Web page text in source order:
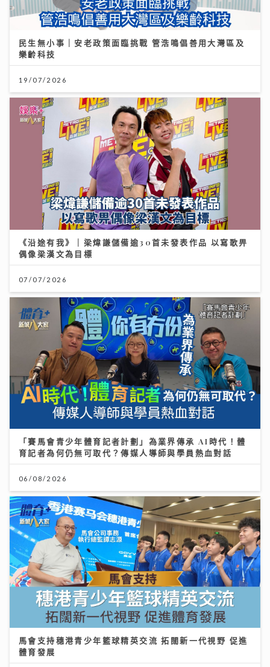
民生無小事｜安老政策面臨挑戰 管浩鳴倡善用大灣區及
樂齡科技
19/07/2026
《沿途有我》｜梁煒謙儲備逾30首未發表作品 以寫歌畀
偶像梁漢文為目標
07/07/2026
「賽馬會青少年體育記者計劃」為業界傳承 AI時代！體
育記者為何仍無可取代？傳媒人導師與學員熱血對話
06/08/2026
馬會支持穗港青少年籃球精英交流 拓闊新一代視野 促進
體育發展